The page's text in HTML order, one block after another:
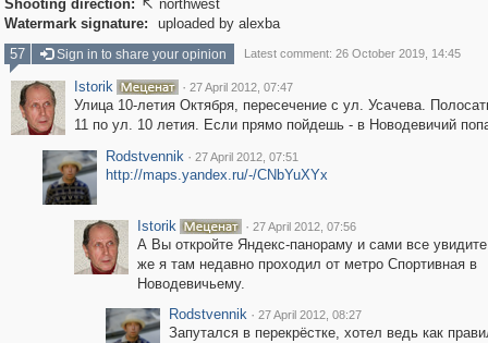
Shooting direction:  northwest
Watermark signature:
uploaded by alexba
57
Sign in to share your opinion Latest comment: 26 October 2019, 14:45
Istorik · 27 April 2012, 07:47
Улица 10-летия Октября, пересечение с ул. Усачева.
11 по ул. 10 летия. Если прямо пойдешь - в Новодевичий
Rodstvennik · 27 April 2012, 07:51
http://maps.yandex.ru/-/CNbYuXYx
Istorik · 27 April 2012, 07:56
А Вы откройте Яндекс-панораму и сами все
же я там недавно проходил от метро Спортивная в
Новодевичьему.
Rodstvennik · 27 April 2012, 08:27
Запутался в перекрёстке, хотел ведь как